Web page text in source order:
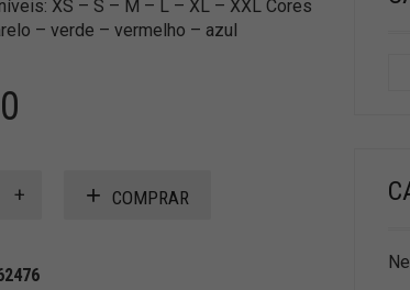
XS – S – M – L – XL – XXL Cores
– verde – vermelho – azul
COMPRAR